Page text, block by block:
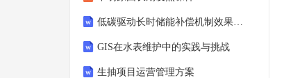
低碳驱动长时储能补偿机制效果评估
GIS在水表维护中的实践与挑战
生抽项目运营管理方案